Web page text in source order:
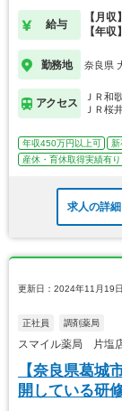
給与
【月
【年
勤務地 奈良県
アクセス
ＪＲ和
ＪＲ桜
年収450万円以上可 新
産休・育休取得実績有り
求人の詳
更新日：2024年11月19日
正社員 調剤薬局
スマイル薬局 片塩
【奈良県葛城
開している研